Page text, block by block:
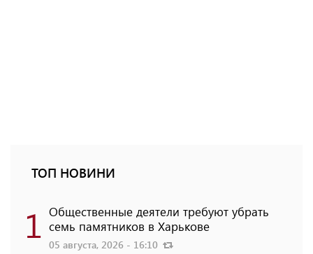
ТОП НОВИНИ
1 Общественные деятели требуют убрать
семь памятников в Харькове
05 августа, 2026 - 16:10